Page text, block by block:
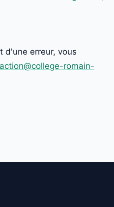
d'une erreur, vous
romain-